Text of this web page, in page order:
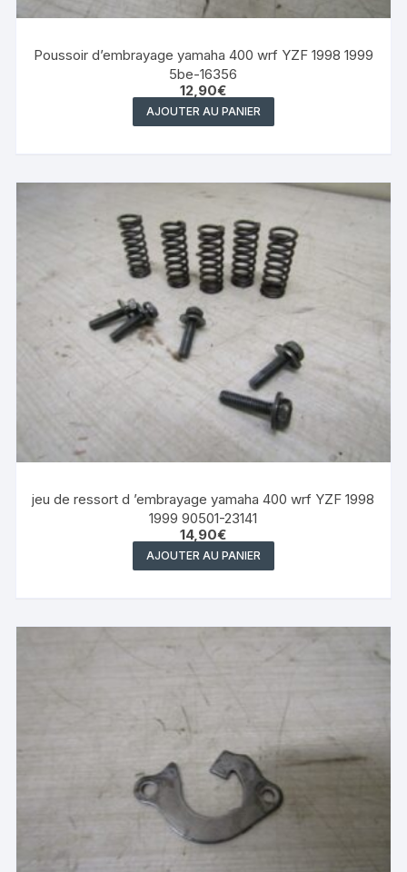
Poussoir d’embrayage yamaha 400 wrf YZF 1998 1999
5be-16356
12,90€
AJOUTER AU PANIER
jeu de ressort d ’embrayage yamaha 400 wrf YZF 1998
1999 90501-23141
14,90€
AJOUTER AU PANIER